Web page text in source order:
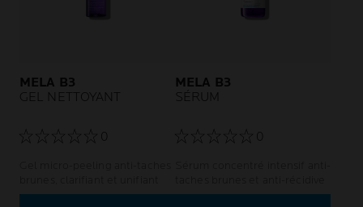
MELA B3
GEL NETTOYANT
0
MELA B3
SÉRUM
0